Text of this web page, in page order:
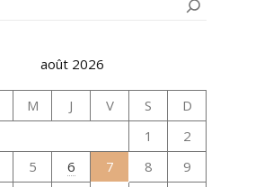
août 2026
M J V S
D
1
2
5 6 7 8
9